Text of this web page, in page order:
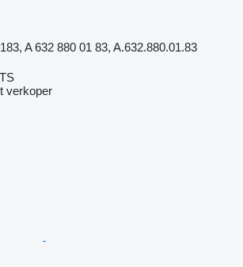
A 632 880 01 83, A.632.880.01.83
verkoper